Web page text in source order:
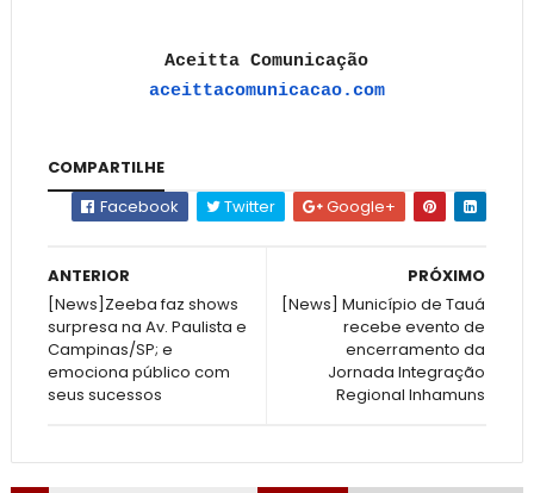
Aceitta Comunicação
aceittacomunicacao.com
COMPARTILHE
Facebook
Twitter Google+
PRÓXIMO
[News] Município de Tauá
recebe evento de
encerramento da
Jornada Integração
Regional Inhamuns
ANTERIOR
[News]Zeeba faz shows
surpresa na Av. Paulista e
Campinas/SP; e
emociona público com
seus sucessos